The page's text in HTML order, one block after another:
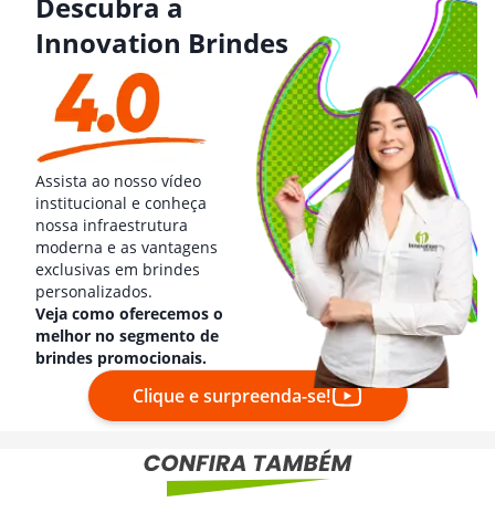
Descubra a
Innovation Brindes
Assista ao nosso vídeo
institucional e conheça
nossa infraestrutura
moderna e as vantagens
exclusivas em brindes
personalizados.
Veja como oferecemos o
melhor no segmento de
brindes promocionais.
Clique e surpreenda-se!